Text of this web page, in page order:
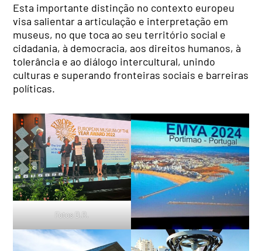
Esta importante distinção no contexto europeu
visa salientar a articulação e interpretação em
museus, no que toca ao seu território social e
cidadania, à democracia, aos direitos humanos, à
tolerância e ao diálogo intercultural, unindo
culturas e superando fronteiras sociais e barreiras
políticas.
Fotos D.R.